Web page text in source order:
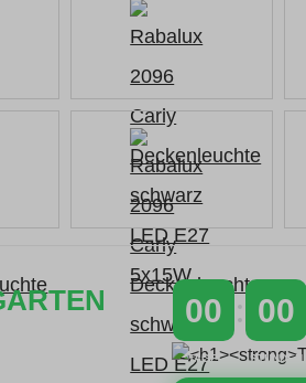
400 €
00
TAGE
00
STUNDEN